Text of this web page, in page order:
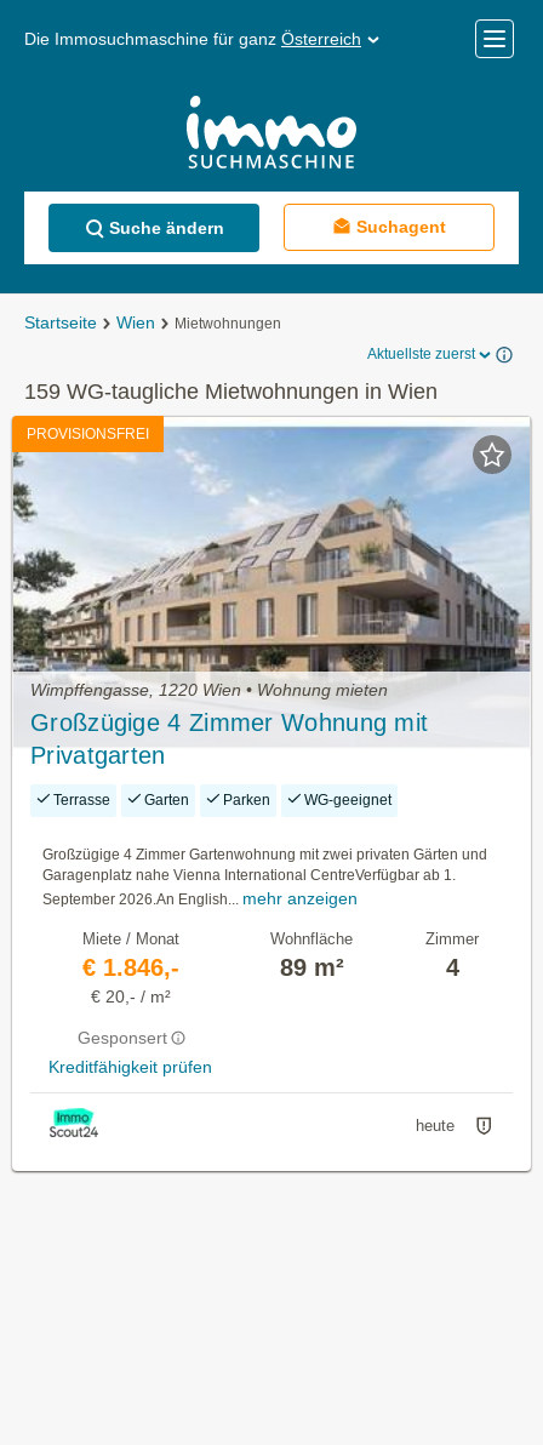
Die Immosuchmaschine für ganz Österreich
Menü
Suche ändern Suchagent
Startseite Wien
Mietwohnungen
Aktuellste zuerst
159 WG-taugliche Mietwohnungen in Wien
PROVISIONSFREI
Wimpffengasse, 1220 Wien • Wohnung mieten
Großzügige 4 Zimmer Wohnung mit
Privatgarten
Terrasse Garten Parken WG-geeignet
Großzügige 4 Zimmer Gartenwohnung mit zwei privaten Gärten und
Garagenplatz nahe Vienna International CentreVerfügbar ab 1.
September 2026.An English...
mehr anzeigen
Miete / Monat
€ 1.846,-
€ 20,- / m²
Gesponsert
Kreditfähigkeit prüfen
Wohnfläche
89 m²
Zimmer
4
heute